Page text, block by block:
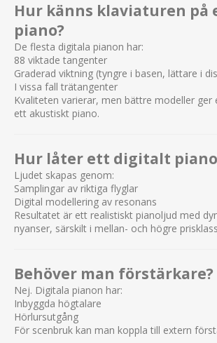
Hur känns klaviaturen
piano?
De flesta digitala pianon har:
88 viktade tangenter
Graderad viktning (tyngre i basen, lättare i
I vissa fall trätangenter
Kvaliteten varierar, men bättre modeller ger
ett akustiskt piano.
Hur låter ett digitalt
Ljudet skapas genom:
Samplingar av riktiga flyglar
Digital modellering av resonans
Resultatet är ett realistiskt pianoljud med
nyanser, särskilt i mellan- och högre
Behöver man förstärkare?
Nej. Digitala pianon har:
Inbyggda högtalare
Hörlursutgång
För scenbruk kan man koppla till extern